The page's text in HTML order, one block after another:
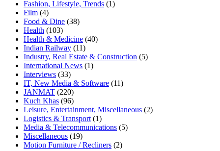
Fashion, Lifestyle, Trends (1)
Film (4)
Food & Dine (38)
Health (103)
Health & Medicine (40)
Indian Railway (11)
Industry, Real Estate & Construction (5)
International News (1)
Interviews (33)
IT, New Media & Software (11)
JANMAT (220)
Kuch Khas (96)
Leisure, Entertainment, Miscellaneous (2)
Logistics & Transport (1)
Media & Telecommunications (5)
Miscellaneous (19)
Motion Furniture / Recliners (2)